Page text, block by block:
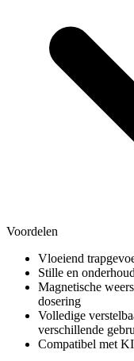
Voordelen
Vloeiend
Stille en
Magnetische
dosering
Volledige
verschillende
Compatibel met